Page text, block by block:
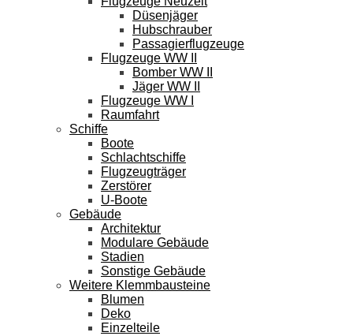
Düsenjäger
Hubschrauber
Passagierflugzeuge
Flugzeuge WW II
Bomber WW II
Jäger WW II
Flugzeuge WW I
Raumfahrt
Schiffe
Boote
Schlachtschiffe
Flugzeugträger
Zerstörer
U-Boote
Gebäude
Architektur
Modulare Gebäude
Stadien
Sonstige Gebäude
Weitere Klemmbausteine
Blumen
Deko
Einzelteile